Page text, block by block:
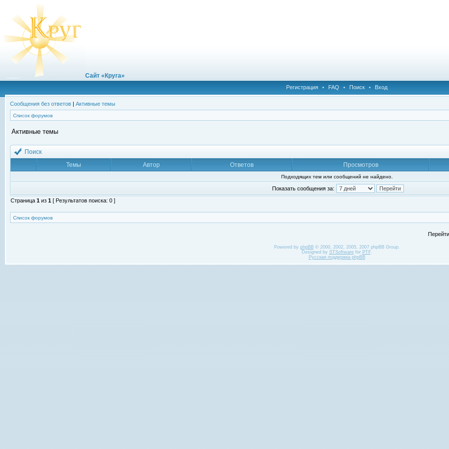
Сайт «Круга»
Регистрация • FAQ • Поиск • Вход
Сообщения без ответов | Активные темы
Список форумов
Активные темы
Поиск
Темы
Автор Ответов Просмотров
Подходящих тем или сообщений не найдено.
Показать сообщения за:
Страница 1 из 1 [ Результатов поиска: 0 ]
Список форумов
Powered by phpBB© 2000, 2002, 2005, 2007 phpBB Group.
Designed by STSoftwarefor PTF.
Русская поддержка phpBB